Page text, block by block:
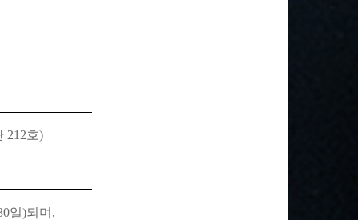
212호)
일)되며 ,